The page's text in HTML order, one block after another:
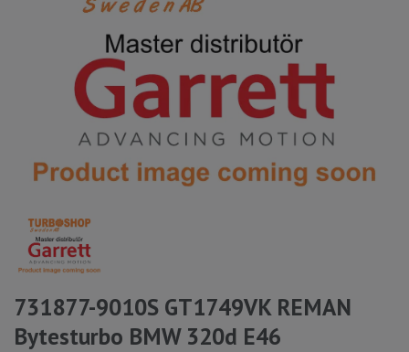
731877-9010S GT1749VK REMAN
Bytesturbo BMW 320d E46